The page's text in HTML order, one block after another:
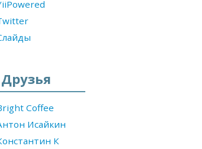
Друзья
Coffee
Исайкин
К